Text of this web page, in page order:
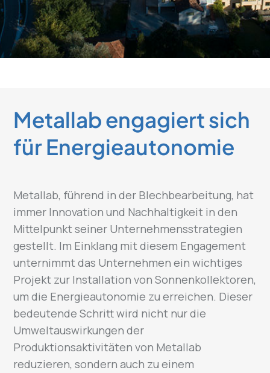
Metallab engagiert sich
für Energieautonomie
Metallab, führend in der Blechbearbeitung, hat
immer Innovation und Nachhaltigkeit in den
Mittelpunkt seiner Unternehmensstrategien
gestellt. Im Einklang mit diesem Engagement
unternimmt das Unternehmen ein wichtiges
Projekt zur Installation von Sonnenkollektoren,
um die Energieautonomie zu erreichen. Dieser
bedeutende Schritt wird nicht nur die
Umweltauswirkungen der
Produktionsaktivitäten von Metallab
reduzieren, sondern auch zu einem